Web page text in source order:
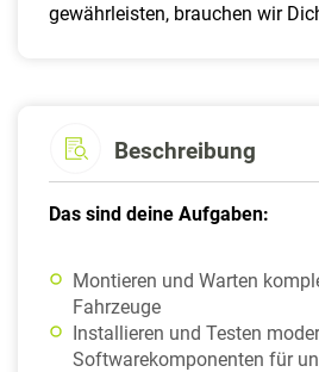
gewährleisten, brauchen wir
Beschreibung
Das sind deine Aufgaben:
Montieren und Warten
Fahrzeuge
Installieren und Testen
Softwarekomponenten für